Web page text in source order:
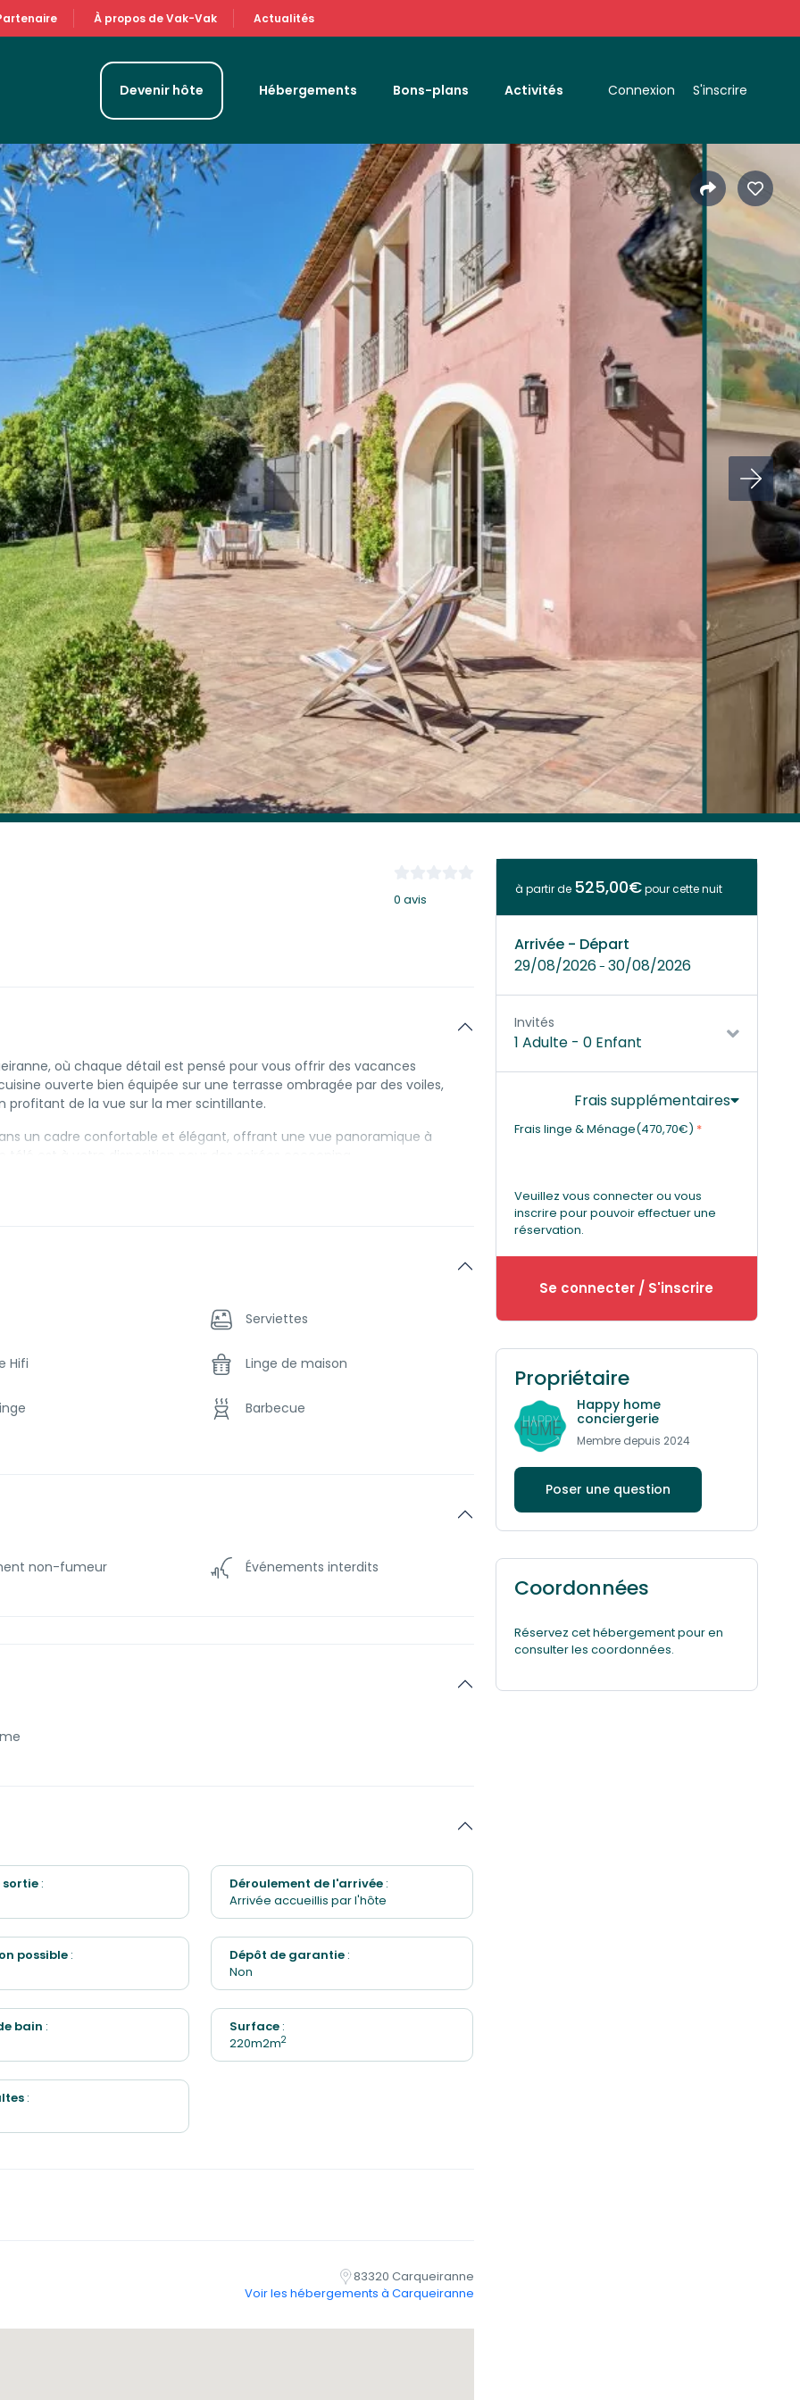
À propos de Vak-Vak Actualités
Devenir hôte Hébergements Bons-plans Activités Connexion S'inscrire
0 avis
où chaque détail est pensé pour vous offrir des vacances
ouverte bien équipée sur une terrasse ombragée par des voiles,
profitant de la vue sur la mer scintillante.
un cadre confortable et élégant, offrant une vue panoramique à
pelouses idéal pour les enfants.
des nuits paisibles et reposantes. Une suite parentale avec salle
admirer le coucher de soleil sur la mer, créant des souvenirs magiques à
dans cette bastide d’exception, où le charme provençal rencontre le
Serviettes
Hifi Linge de maison
Barbecue
non-fumeur Événements interdits
sortie :
Déroulement de l'arrivée:
Arrivée accueillis par l'hôte
possible :
Dépôt de garantie:
Non
bain :
Surface:
220m2m2
:
83320 Carqueiranne
Voir les hébergements à Carqueiranne
à partir de 525,00€pour cette nuit
Arrivée - Départ
29/08/2026- 30/08/2026
Invités
1 Adulte- 0 Enfant
Frais supplémentaires
Frais linge & Ménage(470,70€) *
Veuillez vous connecter ou vous
inscrire pour pouvoir effectuer une
réservation.
Se connecter / S'inscrire
Propriétaire
Happy home
conciergerie
Membre depuis 2024
Poser une question
Coordonnées
Réservez cet hébergement pour en
consulter les coordonnées.